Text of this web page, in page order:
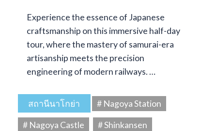
Experience the essence of Japanese
craftsmanship on this immersive half-day
tour, where the mastery of samurai-era
artisanship meets the precision
engineering of modern railways. …
สถานีนาโกย่า
# Nagoya Station
# Nagoya Castle
# Shinkansen